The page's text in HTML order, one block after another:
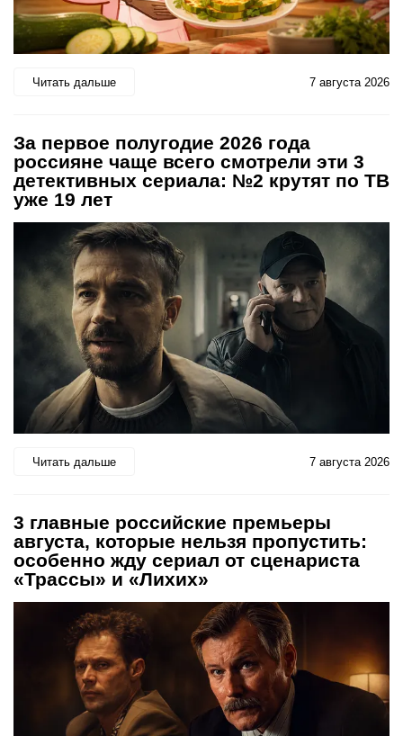
Читать дальше 7 августа 2026
За первое полугодие 2026 года
россияне чаще всего смотрели эти 3
детективных сериала: №2 крутят по ТВ
уже 19 лет
Читать дальше 7 августа 2026
3 главные российские премьеры
августа, которые нельзя пропустить:
особенно жду сериал от сценариста
«Трассы» и «Лихих»